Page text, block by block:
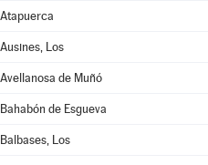
Atapuerca
Ausines, Los
Avellanosa de Muñó
Bahabón de Esgueva
Balbases, Los